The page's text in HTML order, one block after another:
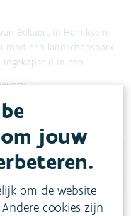
Bekaert in Hemiksem
een landschapspark
in een
jouw
om de website
cookies zijn